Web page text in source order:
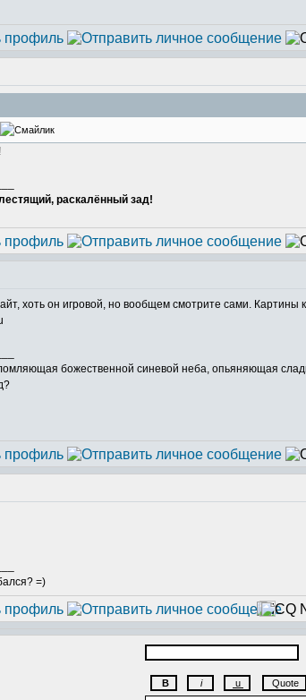
раскалённый зад!
хоть он игровой, но вообщем смотрите сами. Картины
божественной синевой неба, опьяняющая
=)